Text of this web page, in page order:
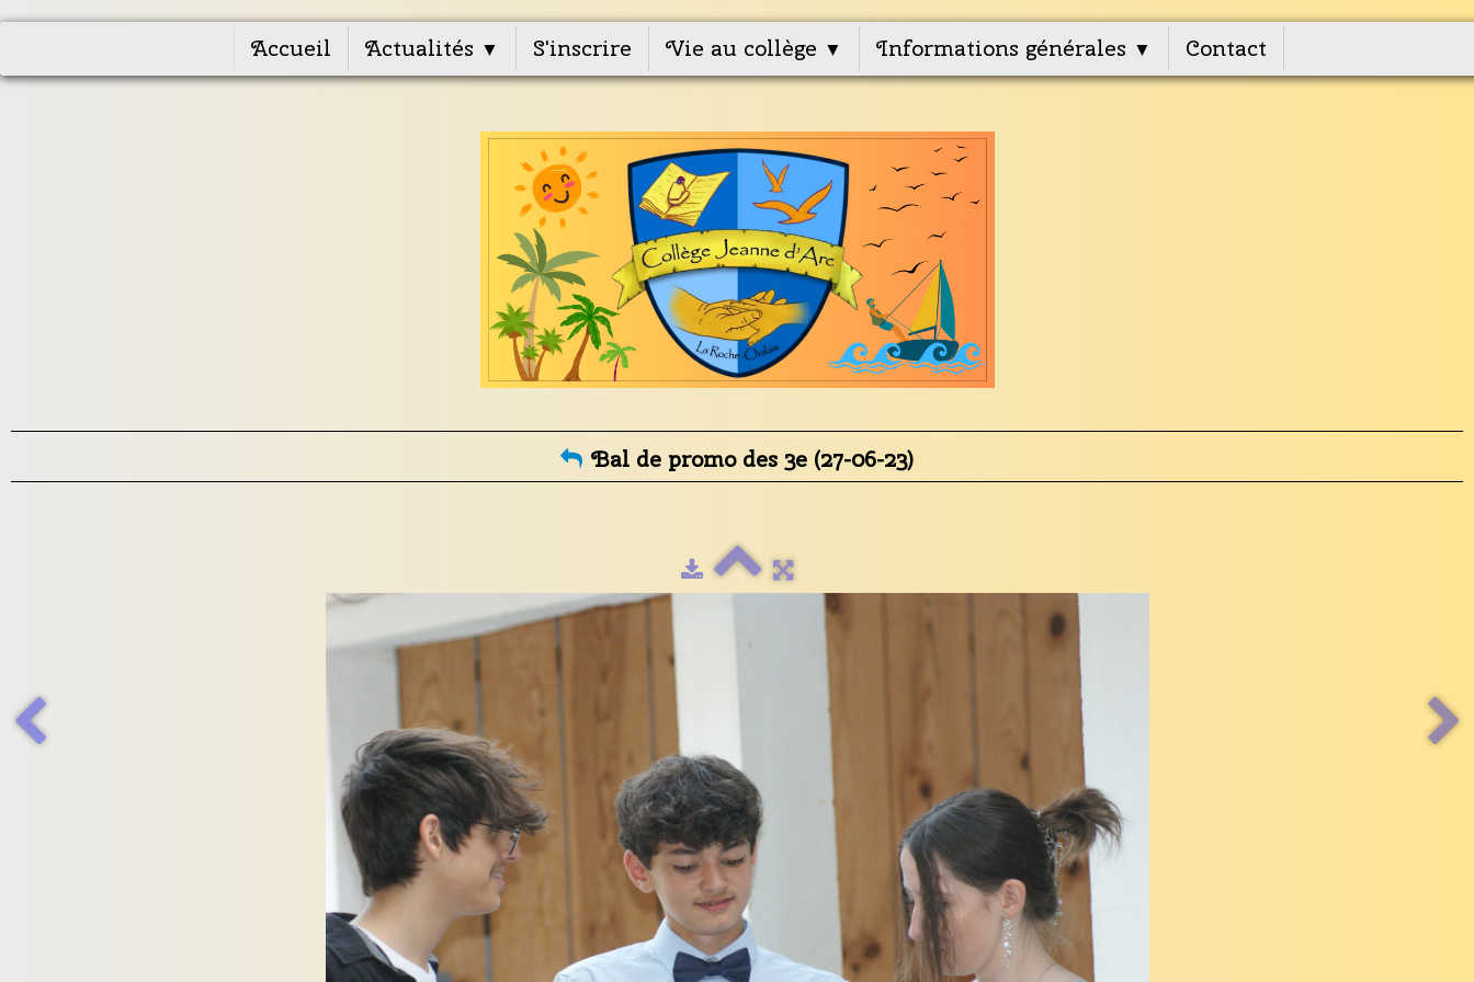
Accueil Actualités ▼ S'inscrire Vie au collège ▼ Informations générales ▼ Contact
Bal de promo des 3e (27-06-23)